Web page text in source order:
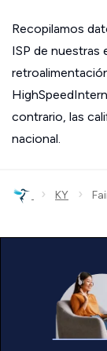
Recopilamos
ISP de nuestras
contrario, las
nacional.
› KY ›